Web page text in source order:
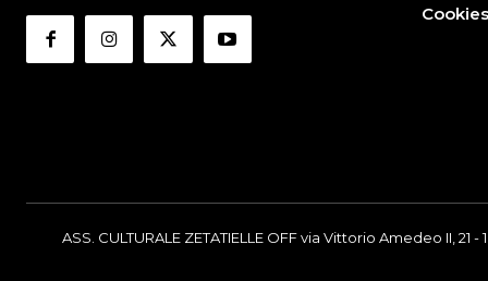
ASS. CULTURALE ZETATIELLE OFF via Vittorio Amedeo II, 21